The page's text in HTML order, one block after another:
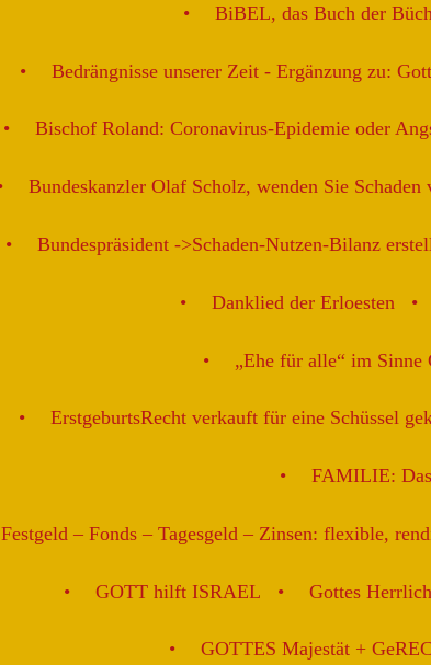
BiBEL, das Buch der
Bedrängnisse unserer Zeit - Ergänzung zu:
Bischof Roland: Coronavirus-Epidemie oder
Bundeskanzler Olaf Scholz, wenden Sie
Bundespräsident ->Schaden-Nutzen-Bilanz
Danklied der Erloesten
„Ehe für alle“ im Sinne
ErstgeburtsRecht verkauft für eine Schüssel
FAMILIE:
Festgeld – Fonds – Tagesgeld – Zinsen: flexible,
GOTT hilft ISRAEL Gottes
GOTTES Majestät +